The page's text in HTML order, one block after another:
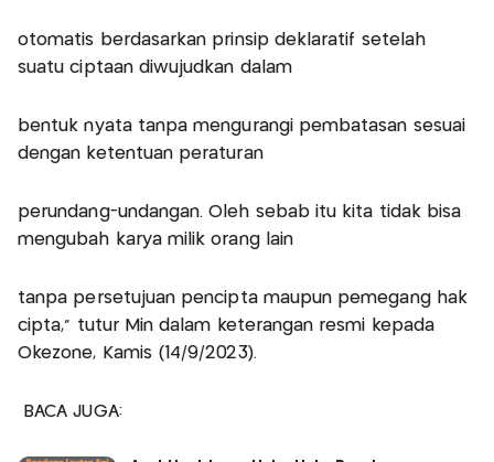
otomatis berdasarkan prinsip deklaratif setelah
suatu ciptaan diwujudkan dalam
bentuk nyata tanpa mengurangi pembatasan sesuai
dengan ketentuan peraturan
perundang-undangan. Oleh sebab itu kita tidak bisa
mengubah karya milik orang lain
tanpa persetujuan pencipta maupun pemegang hak
cipta,” tutur Min dalam keterangan resmi kepada
Okezone, Kamis (14/9/2023).
BACA JUGA: